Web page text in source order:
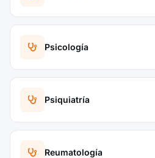
Psicología
Psiquiatría
Reumatología